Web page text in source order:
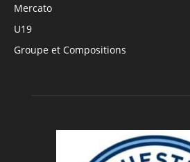
Mercato
U19
Groupe et Compositions